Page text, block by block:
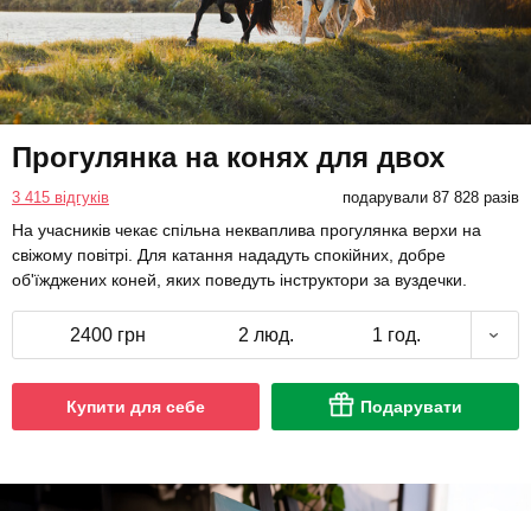
Прогулянка на конях для двох
3 415 відгуків подарували 87 828 разів
На учасників чекає спільна некваплива прогулянка верхи на
свіжому повітрі. Для катання нададуть спокійних, добре
об'їжджених коней, яких поведуть інструктори за вуздечки.
2400 грн 2 люд. 1 год.
Купити для себе Подарувати